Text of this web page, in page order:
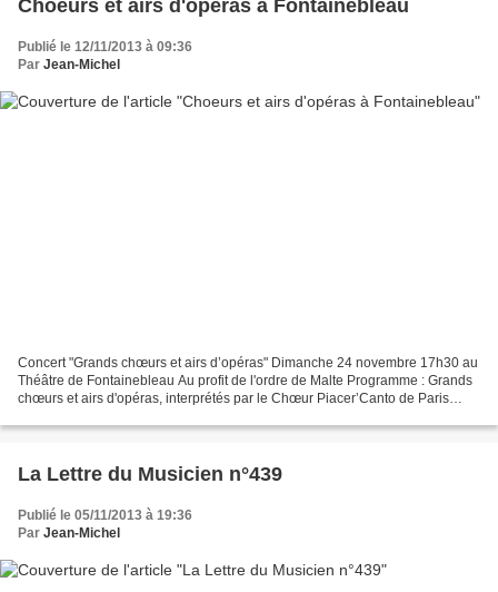
Choeurs et airs d'opéras à Fontainebleau
Publié le 12/11/2013 à 09:36
Par Jean-Michel
Concert "Grands chœurs et airs d’opéras" Dimanche 24 novembre 17h30 au
Théâtre de Fontainebleau Au profit de l'ordre de Malte Programme : Grands
chœurs et airs d'opéras, interprétés par le Chœur Piacer’Canto de Paris
La Lettre du Musicien n°439
Publié le 05/11/2013 à 19:36
Par Jean-Michel